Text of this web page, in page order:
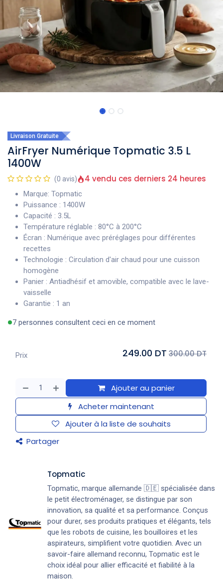
Livraison Gratuite
AirFryer Numérique Topmatic 3.5 L
1400W
(0 avis) 4 vendu ces derniers 24 heures
Marque: Topmatic
Puissance : 1400W
Capacité : 3.5L
Température réglable : 80°C à 200°C
Écran : Numérique avec préréglages pour différentes
recettes
Technologie : Circulation d'air chaud pour une cuisson
homogène
Panier : Antiadhésif et amovible, compatible avec le lave-
vaisselle
Garantie : 1 an
7 personnes consultent ceci en ce moment
Ajouter au panier
Acheter maintenant
Ajouter à la liste de souhaits
Partager
Prix 249.00 DT 300.00 DT
Topmatic
Topmatic, marque allemande 🇩🇪 spécialisée dans
le petit électroménager, se distingue par son
innovation, sa qualité et sa performance. Conçus
pour durer, ses produits pratiques et élégants, tels
que les robots de cuisine, les bouilloires et les
aspirateurs, simplifient votre quotidien. Avec un
savoir-faire allemand reconnu, Topmatic est le
choix idéal pour allier efficacité et fiabilité à la
maison.